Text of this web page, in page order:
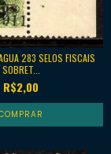
283 SELOS FISCAIS
SOBRET...
R$2,00